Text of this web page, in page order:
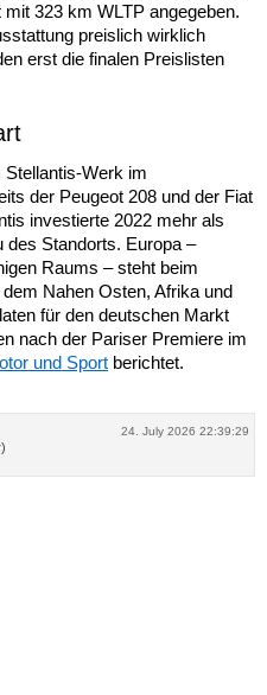
323 km WLTP angegeben.
preislich wirklich
erst die finalen Preislisten
Stellantis-Werk im
der Peugeot 208 und der Fiat
investierte 2022 mehr als
des Standorts. Europa –
Raums – steht beim
Nahen Osten, Afrika und
für den deutschen Markt
nach der Pariser Premiere im
und Sport berichtet.
24. July 2026 22:39:29